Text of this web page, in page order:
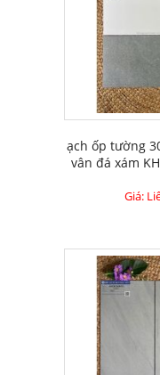
ạch ốp tường
vân đá xám
Giá: